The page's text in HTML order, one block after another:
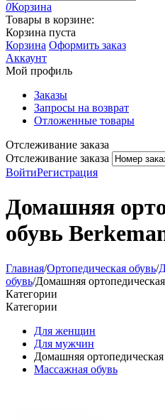
0Корзина
Товары в корзине:
Корзина пуста
Корзина Оформить заказ
Аккаунт
Мой профиль
Заказы
Запросы на возврат
Отложенные товары
Отслеживание заказа
Отслеживание заказа
ВойтиРегистрация
Домашняя
обувь
Главная/Ортопедическая обувь/
обувь/Домашняя
Категории
Категории
Для женщин
Для мужчин
Домашняя ортопедическая
Массажная обувь